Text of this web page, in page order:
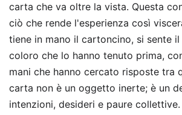
carta che va oltre la vista. Questa
ciò che rende l'esperienza così
tiene in mano il cartoncino, si sente
coloro che lo hanno tenuto prima,
mani che hanno cercato risposte tra
carta non è un oggetto inerte; è un
intenzioni, desideri e paure collettive.